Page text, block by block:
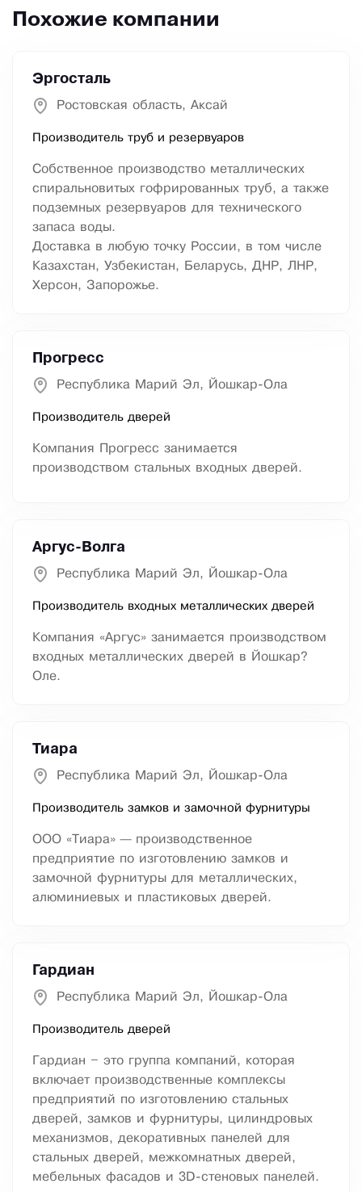
Похожие компании
Эргосталь
Ростовская область, Аксай
Производитель труб и резервуаров
Собственное производство металлических
спиральновитых гофрированных труб, а также
подземных резервуаров для технического
запаса воды.
Доставка в любую точку России, в том числе
Казахстан, Узбекистан, Беларусь, ДНР, ЛНР,
Херсон, Запорожье.
Прогресс
Республика Марий Эл, Йошкар-Ола
Производитель дверей
Компания Прогресс занимается
производством стальных входных дверей.
Аргус-Волга
Республика Марий Эл, Йошкар-Ола
Производитель входных металлических дверей
Компания «Аргус» занимается производством
входных металлических дверей в Йошкар?
Оле.
Тиара
Республика Марий Эл, Йошкар-Ола
Производитель замков и замочной фурнитуры
ООО «Тиара» — производственное
предприятие по изготовлению замков и
замочной фурнитуры для металлических,
алюминиевых и пластиковых дверей.
Гардиан
Республика Марий Эл, Йошкар-Ола
Производитель дверей
Гардиан – это группа компаний, которая
включает производственные комплексы
предприятий по изготовлению стальных
дверей, замков и фурнитуры, цилиндровых
механизмов, декоративных панелей для
стальных дверей, межкомнатных дверей,
мебельных фасадов и 3D-стеновых панелей.